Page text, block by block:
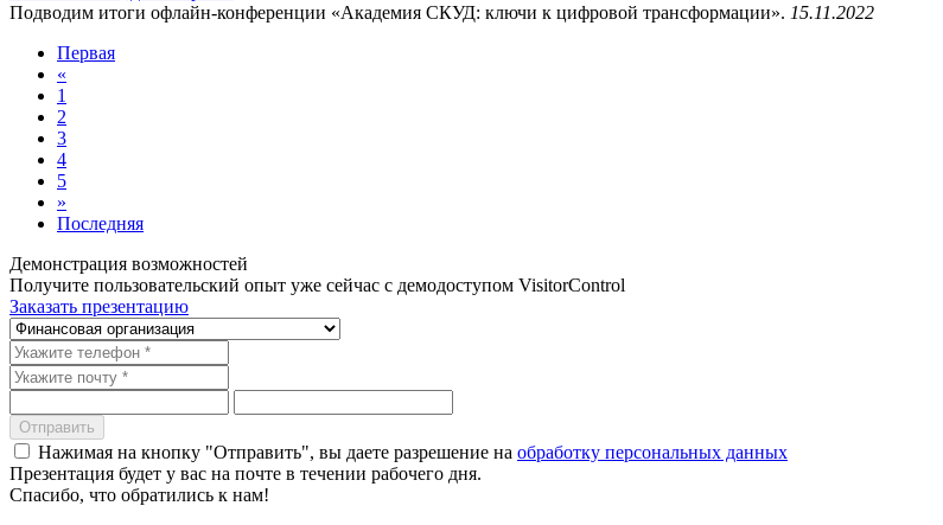
Подводим итоги офлайн-конференции «Академия СКУД: ключи к цифровой трансформации». 15.11.2022
Первая
«
1
2
3
4
5
»
Последняя
Демонстрация возможностей
Получите пользовательский опыт уже сейчас с демодоступом VisitorControl
Заказать презентацию
Отправить
Нажимая на кнопку "Отправить", вы даете разрешение на обработку персональных данных
Презентация будет у вас на почте в течении рабочего дня.
Спасибо, что обратились к нам!